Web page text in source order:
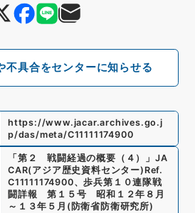
不具合をセンターに知らせる
https://www.jacar.archives.go.j
p/das/meta/C11111174900
「 第２ 戦闘経過の概要（４） 」 JA
CAR(アジア歴史資料センター) Ref.
C11111174900、歩兵第１０連隊戦
闘詳報 第１５号 昭和１２年８月
～１３年５月 ( 防衛省防衛研究所)